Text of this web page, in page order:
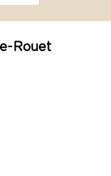
Rouet